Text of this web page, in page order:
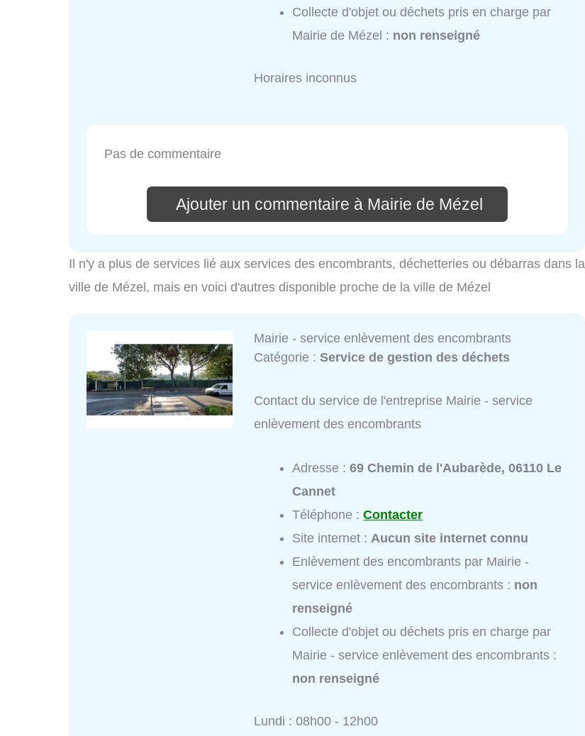
Collecte d'objet ou déchets pris en charge par
Mairie de Mézel : non renseigné
Horaires inconnus
Pas de commentaire
Ajouter un commentaire à Mairie de Mézel
Il n'y a plus de services lié aux services des encombrants, déchetteries ou débarras dans la
ville de Mézel, mais en voici d'autres disponible proche de la ville de Mézel
Mairie - service enlèvement des encombrants
Catégorie :Service de gestion des déchets
Contact du service de l'entreprise Mairie - service
enlèvement des encombrants
Adresse :69 Chemin de l'Aubarède, 06110 Le
Cannet
Téléphone :Contacter
Site internet :Aucun site internet connu
Enlèvement des encombrants par Mairie -
service enlèvement des encombrants : non
renseigné
Collecte d'objet ou déchets pris en charge par
Mairie - service enlèvement des encombrants :
non renseigné
Lundi : 08h00 - 12h00